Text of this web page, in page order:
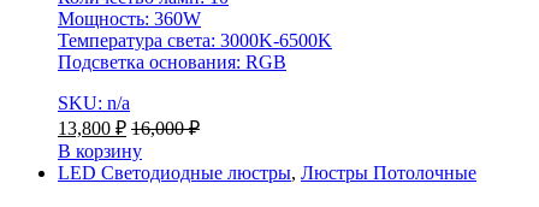
Мощность: 360W
Температура света: 3000K-6500K
Подсветка основания: RGB
SKU: n/a
13,800 ₽ 16,000₽
В корзину
LED Светодиодные люстры, Люстры Потолочные